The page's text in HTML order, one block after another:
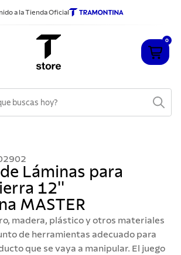
a la Tienda Oficial
0
Láminas para
12''
MASTER
madera, plástico y otros materiales
de herramientas adecuado para
que se vaya a manipular. El juego